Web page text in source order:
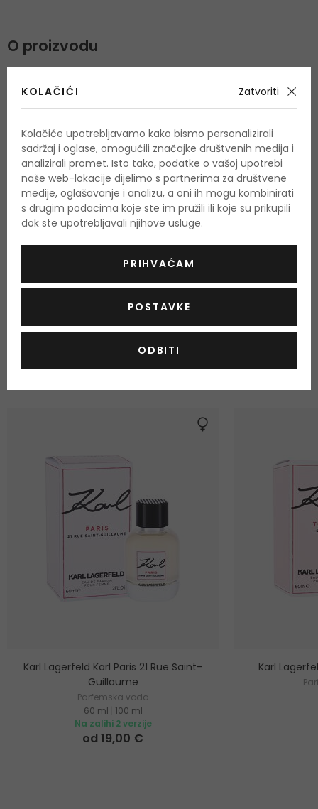
O proizvodu
Još nema recenzija za ovaj proizvod.Budite prvi.
OCIJENITE PROIZVOD
Podaci o dobivanju ocjena
OSTALI PROIZVODI IZ ASORTIMANA
Karl Lagerfeld Karl
Karl Lagerfeld Karl Paris 21 Rue Saint-
Guillaume
Parfemska voda
60 ml
100 ml
Na zalihi 2 verzije
od 19,00 €
Karl
KOLAČIĆI Zatvoriti
Kolačiće upotrebljavamo kako bismo personalizirali
sadržaj i oglase, omogućili značajke društvenih medija i
analizirali promet. Isto tako, podatke o vašoj upotrebi
naše web-lokacije dijelimo s partnerima za društvene
medije, oglašavanje i analizu, a oni ih mogu kombinirati
s drugim podacima koje ste im pružili ili koje su prikupili
dok ste upotrebljavali njihove usluge.
PRIHVAĆAM
POSTAVKE
ODBITI